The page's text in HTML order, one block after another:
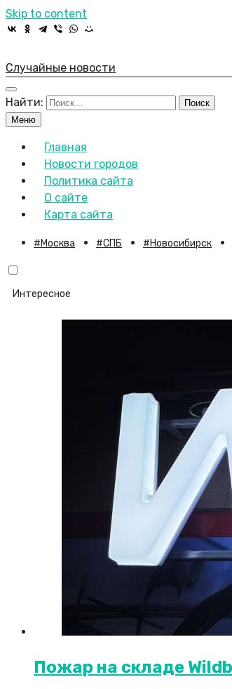
Skip to content
Случайные новости
Найти:
Меню
Главная
Новости городов
Политика сайта
О сайте
Карта сайта
Москва СПБ Новосибирск
Интересное
Пожар на складе